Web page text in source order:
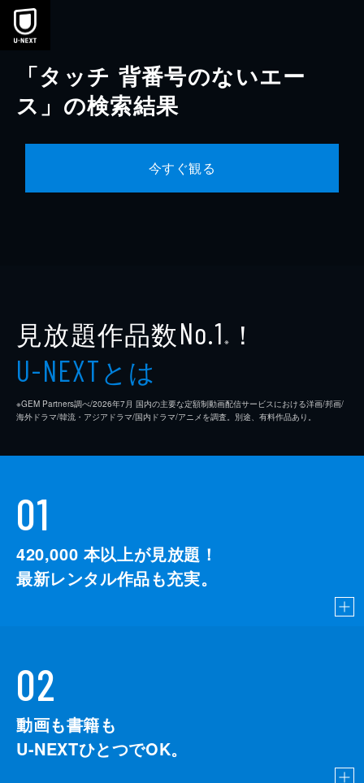
本文へスキップ
「タッチ 背番号のないエー
ス」の検索結果
今すぐ観る
見放題作品数No.1 ※ ！
U-NEXTとは
※GEM Partners調べ/2026年7⽉ 国内の主要な定額制動画配信サービスにおける洋画/邦画/
海外ドラマ/韓流・アジアドラマ/国内ドラマ/アニメを調査。別途、有料作品あり。
01
420,000 本以上が見放題！
最新レンタル作品も充実。
02
動画も書籍も
U-NEXTひとつでOK。